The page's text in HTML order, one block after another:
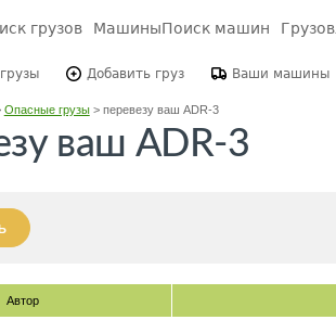
грузов МашиныПоиск машин
Добавить груз Ваши машины
Опасные грузы> перевезу ваш ADR-3
ваш ADR-3
Автор